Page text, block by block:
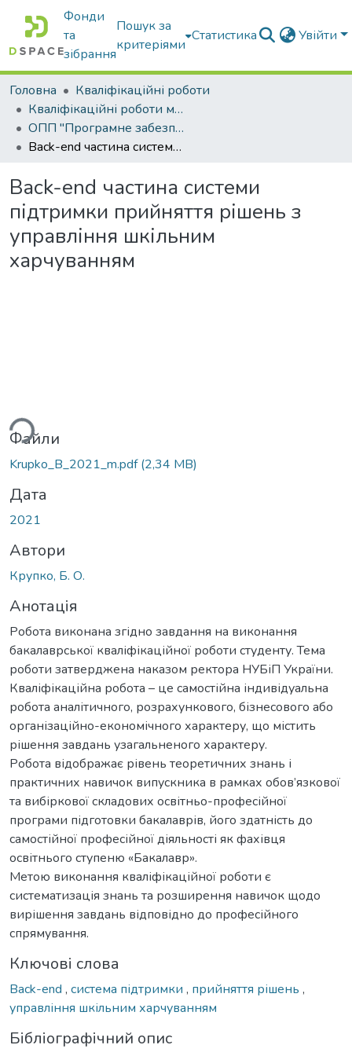
Фонди
та
зібрання
Пошук за
критеріями
Статистика Увійти
Головна
Кваліфікаційні роботи
Кваліфікаційні роботи магістрів
ОПП "Програмне забезпечення інформаційних систем"
Back-end частина системи підтримки прийняття рішень з управління шкільним харчуванням
Back-end частина системи
підтримки прийняття рішень з
управління шкільним
харчуванням
Файли
Krupko_B_2021_m.pdf(2,34 MB)
Дата
2021
Автори
Крупко, Б. О.
Анотація
Робота виконана згідно завдання на виконання
бакалаврської кваліфікаційної роботи студенту. Тема
роботи затверджена наказом ректора НУБіП України.
Кваліфікаційна робота – це самостійна індивідуальна
робота аналітичного, розрахункового, бізнесового або
організаційно-економічного характеру, що містить
рішення завдань узагальненого характеру.
Робота відображає рівень теоретичних знань і
практичних навичок випускника в рамках обов’язкової
та вибіркової складових освітньо-професійної
програми підготовки бакалаврів, його здатність до
самостійної професійної діяльності як фахівця
освітнього ступеню «Бакалавр».
Метою виконання кваліфікаційної роботи є
систематизація знань та розширення навичок щодо
вирішення завдань відповідно до професійного
спрямування.
Ключові слова
Back-end , система підтримки , прийняття рішень ,
управління шкільним харчуванням
Бібліографічний опис